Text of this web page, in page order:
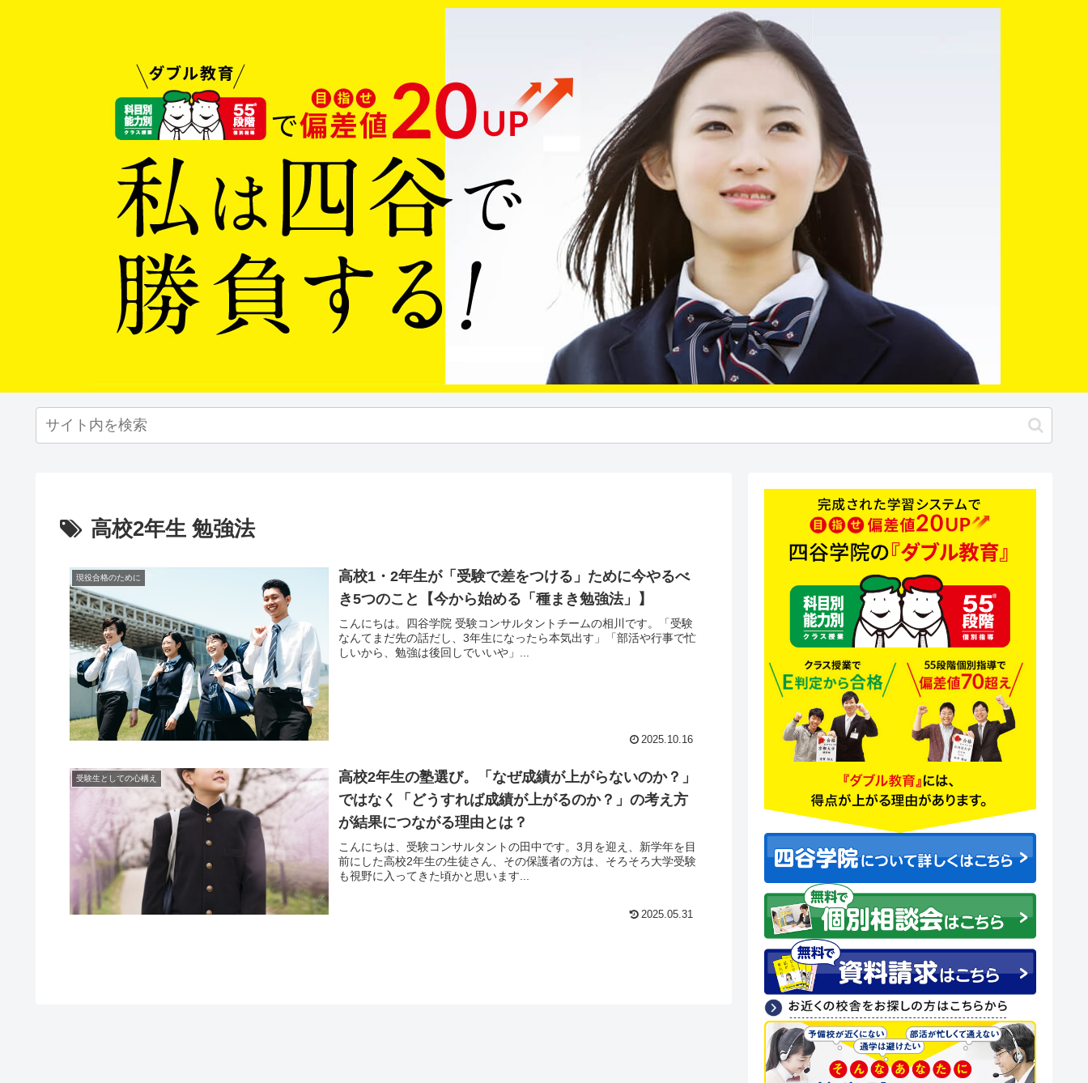
高校2年生 勉強法
現役合格のために
高校1・2年生が「受験で差をつける」ために今やるべ
き5つのこと【今から始める「種まき勉強法」】
こんにちは。四谷学院 受験コンサルタントチームの相川です。「受験
なんてまだ先の話だし、3年生になったら本気出す」「部活や行事で忙
しいから、勉強は後回しでいいや」...
2025.10.16
受験生としての心構え
高校2年生の塾選び。「なぜ成績が上がらないのか？」
ではなく「どうすれば成績が上がるのか？」の考え方
が結果につながる理由とは？
こんにちは、受験コンサルタントの田中です。3月を迎え、新学年を目
前にした高校2年生の生徒さん、その保護者の方は、そろそろ大学受験
も視野に入ってきた頃かと思います...
2025.05.31